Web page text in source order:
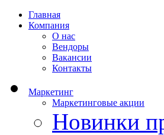
Главная
Компания
О нас
Вендоры
Вакансии
Контакты
Маркетинг
Маркетинговые акции
Новинки